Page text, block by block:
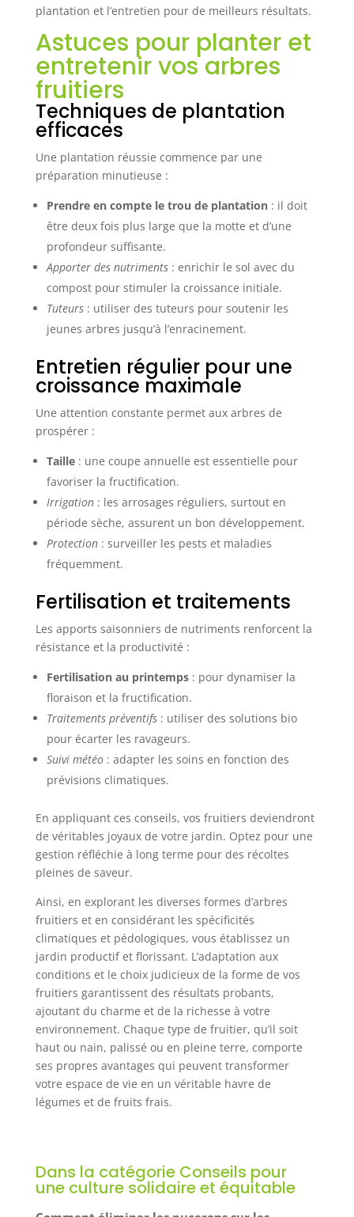
plantation et l’entretien pour de meilleurs résultats.
Astuces pour planter et
entretenir vos arbres
fruitiers
Techniques de plantation
efficaces
Une plantation réussie commence par une
préparation minutieuse :
Prendre en compte le trou de plantation: il doit
être deux fois plus large que la motte et d’une
profondeur suffisante.
Apporter des nutriments: enrichir le sol avec du
compost pour stimuler la croissance initiale.
Tuteurs: utiliser des tuteurs pour soutenir les
jeunes arbres jusqu’à l’enracinement.
Entretien régulier pour une
croissance maximale
Une attention constante permet aux arbres de
prospérer :
Taille: une coupe annuelle est essentielle pour
favoriser la fructification.
Irrigation: les arrosages réguliers, surtout en
période sèche, assurent un bon développement.
Protection: surveiller les pests et maladies
fréquemment.
Fertilisation et traitements
Les apports saisonniers de nutriments renforcent la
résistance et la productivité :
Fertilisation au printemps: pour dynamiser la
floraison et la fructification.
Traitements préventifs: utiliser des solutions bio
pour écarter les ravageurs.
Suivi météo: adapter les soins en fonction des
prévisions climatiques.
En appliquant ces conseils, vos fruitiers deviendront
de véritables joyaux de votre jardin. Optez pour une
gestion réfléchie à long terme pour des récoltes
pleines de saveur.
Ainsi, en explorant les diverses formes d’arbres
fruitiers et en considérant les spécificités
climatiques et pédologiques, vous établissez un
jardin productif et florissant. L’adaptation aux
conditions et le choix judicieux de la forme de vos
fruitiers garantissent des résultats probants,
ajoutant du charme et de la richesse à votre
environnement. Chaque type de fruitier, qu’il soit
haut ou nain, palissé ou en pleine terre, comporte
ses propres avantages qui peuvent transformer
votre espace de vie en un véritable havre de
légumes et de fruits frais.
Dans la catégorie Conseils pour
une culture solidaire et équitable